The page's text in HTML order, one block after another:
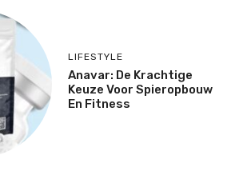
LIFESTYLE
Anavar: De Krachtige
Keuze Voor Spieropbouw
En Fitness